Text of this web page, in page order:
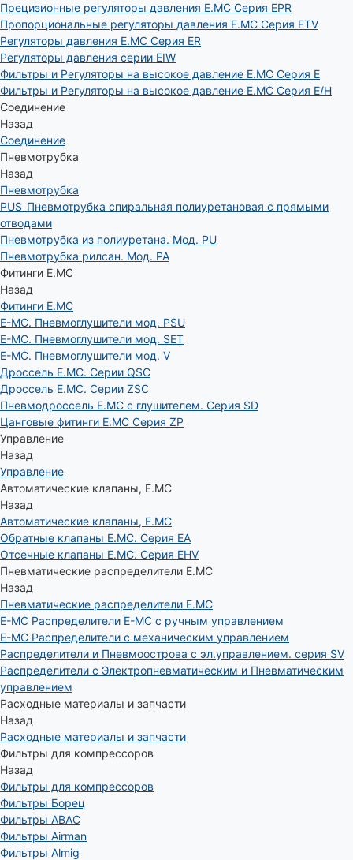
Прецизионные регуляторы давления E.MC Серия EPR
Пропорциональные регуляторы давления E.MC Серия ETV
Регуляторы давления E.MC Серия ER
Регуляторы давления серии EIW
Фильтры и Регуляторы на высокое давление E.MC Серия E
Фильтры и Регуляторы на высокое давление E.MC Серия E/H
Соединение
Назад
Соединение
Пневмотрубка
Назад
Пневмотрубка
PUS_Пневмотрубка спиральная полиуретановая с прямыми
отводами
Пневмотрубка из полиуретана. Мод. РU
Пневмотрубка рилсан. Мод. PA
Фитинги E.MC
Назад
Фитинги E.MC
E-MC. Пневмоглушители мод. PSU
E-MC. Пневмоглушители мод. SET
E-MC. Пневмоглушители мод. V
Дроссель E.MC. Серии QSC
Дроссель E.MC. Серии ZSC
Пневмодроссель E.MC с глушителем. Серия SD
Цанговые фитинги E.MC Серия ZP
Управление
Назад
Управление
Автоматические клапаны, Е.МС
Назад
Автоматические клапаны, Е.МС
Обратные клапаны E.MC. Серия EA
Отсечные клапаны E.MC. Серия EHV
Пневматические распределители E.MC
Назад
Пневматические распределители E.MC
E-MC Распределители E-MC с ручным управлением
E-MC Распределители с механическим управлением
Распределители и Пневмоострова с эл.управлением. серия SV
Распределители с Электропневматическим и Пневматическим
управлением
Расходные материалы и запчасти
Назад
Расходные материалы и запчасти
Фильтры для компрессоров
Назад
Фильтры для компрессоров
Фильтры Борец
Фильтры ABAC
Фильтры Airman
Фильтры Almig